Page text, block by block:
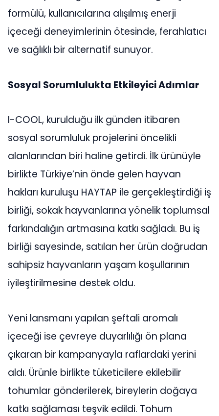
formülü, kullanıcılarına alışılmış enerji
içeceği deneyimlerinin ötesinde, ferahlatıcı
ve sağlıklı bir alternatif sunuyor.
Sosyal Sorumlulukta Etkileyici Adımlar
I-COOL, kurulduğu ilk günden itibaren
sosyal sorumluluk projelerini öncelikli
alanlarından biri haline getirdi. İlk ürünüyle
birlikte Türkiye’nin önde gelen hayvan
hakları kuruluşu HAYTAP ile gerçekleştirdiği iş
birliği, sokak hayvanlarına yönelik toplumsal
farkındalığın artmasına katkı sağladı. Bu iş
birliği sayesinde, satılan her ürün doğrudan
sahipsiz hayvanların yaşam koşullarının
iyileştirilmesine destek oldu.
Yeni lansmanı yapılan şeftali aromalı
içeceği ise çevreye duyarlılığı ön plana
çıkaran bir kampanyayla raflardaki yerini
aldı. Ürünle birlikte tüketicilere ekilebilir
tohumlar gönderilerek, bireylerin doğaya
katkı sağlaması teşvik edildi. Tohum